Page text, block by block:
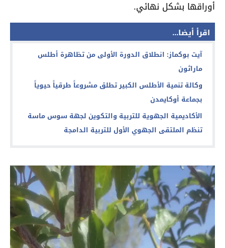
أوراقها بشكل نهائي.
اقرأ أيضا...
آيت بوكماز: انطلاق الدورة الأولى من تظاهرة أطلس
ماراثون
وكالة تنمية الأطلس الكبير تطلق مشروعاً طرقياً حيوياً
بجماعة أوكايمدن
الأكاديمية الجهوية للتربية والتكوين لجهة سوس ماسة
تنظم الملتقى الجهوي الأول للتربية الدامجة